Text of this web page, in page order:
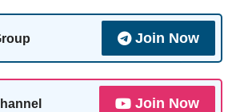
Join Now
Join Now